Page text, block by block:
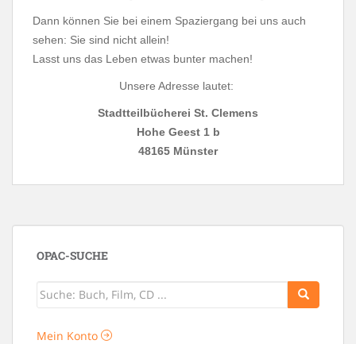
Dann können Sie bei einem Spaziergang bei uns auch
sehen: Sie sind nicht allein!
Lasst uns das Leben etwas bunter machen!
Unsere Adresse lautet:
Stadtteilbücherei St. Clemens
Hohe Geest 1 b
48165 Münster
OPAC-SUCHE
Mein Konto